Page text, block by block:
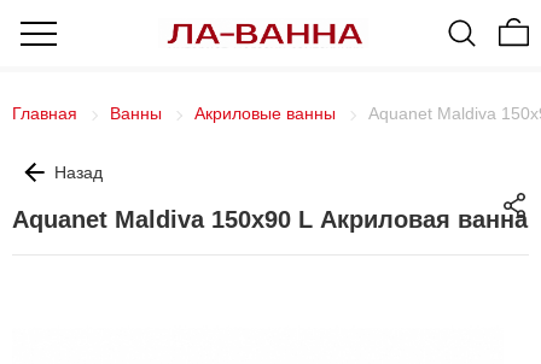
Главная Ванны Акриловые ванны Aquanet Maldiva
Назад
Aquanet Maldiva 150х90 L Акриловая ванна